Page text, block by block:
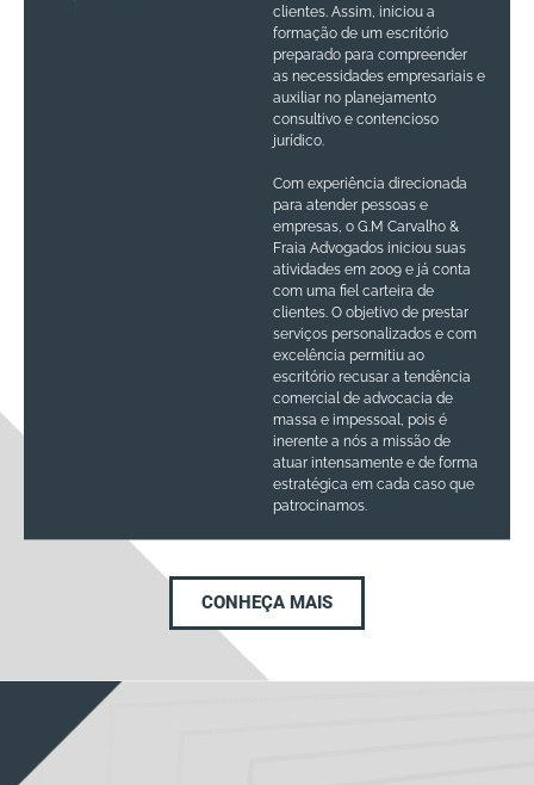
clientes. Assim, iniciou a
formação de um escritório
preparado para compreender
as necessidades empresariais e
auxiliar no planejamento
consultivo e contencioso
jurídico.
Com experiência direcionada
para atender pessoas e
empresas, o G.M Carvalho &
Fraia Advogados iniciou suas
atividades em 2009 e já conta
com uma fiel carteira de
clientes. O objetivo de prestar
serviços personalizados e com
excelência permitiu ao
escritório recusar a tendência
comercial de advocacia de
massa e impessoal, pois é
inerente a nós a missão de
atuar intensamente e de forma
estratégica em cada caso que
patrocinamos.
CONHEÇA MAIS